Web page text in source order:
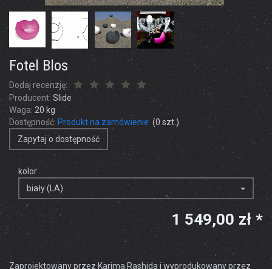
Fotel Blos
Dodaj recenzję:
Producent: Slide
Waga: 20 kg
Dostępność: Produkt na zamówienie (0 szt.)
Zapytaj o dostępność
kolor
biały (LA)
1 549,00 zł *
Zaprojektowanyprzez Karima Rashida i wyprodukowany przez